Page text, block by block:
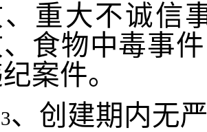
重大不诚信
食物中毒事
案件。
3、创建期内无